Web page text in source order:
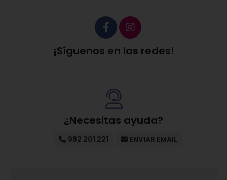
¡Síguenos en las redes!
¿Necesitas ayuda?
982 201 221 ENVIAR EMAIL